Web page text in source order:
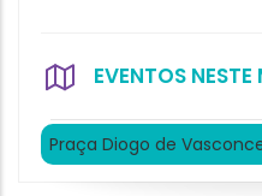
EVENTOS
Praça Diogo de